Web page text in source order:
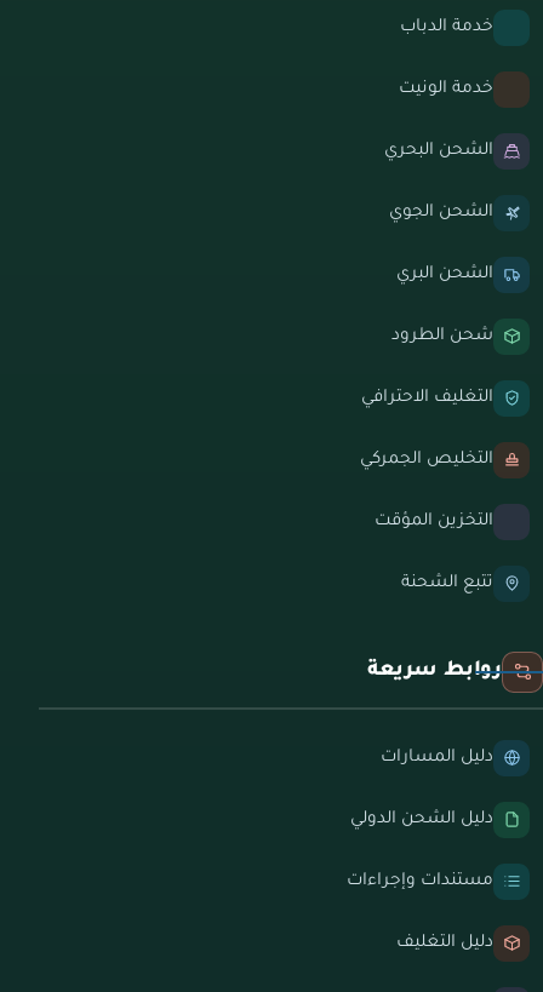
خدمة الدباب
خدمة الونيت
الشحن البحري
الشحن الجوي
الشحن البري
شحن الطرود
التغليف الاحترافي
التخليص الجمركي
التخزين المؤقت
تتبع الشحنة
روابط سريعة
دليل المسارات
دليل الشحن الدولي
مستندات وإجراءات
دليل التغليف